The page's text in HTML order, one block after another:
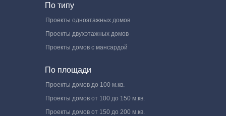
По типу
Проекты одноэтажных домов
Проекты двухэтажных домов
Проекты домов с мансардой
По площади
Проекты домов до 100 м.кв.
Проекты домов от 100 до 150 м.кв.
Проекты домов от 150 до 200 м.кв.